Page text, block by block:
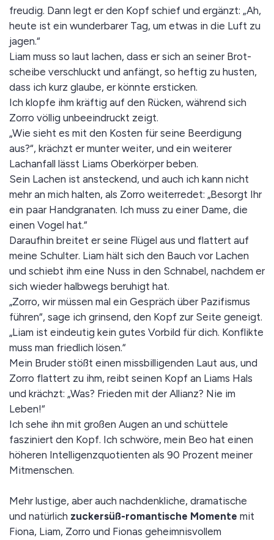
freudig. Dann legt er den Kopf schief und ergänzt: „Ah,
heute ist ein wunderbarer Tag, um etwas in die Luft zu
jagen.“
Liam muss so laut lachen, dass er sich an seiner Brot­
schei­be verschluckt und anfängt, so heftig zu husten,
dass ich kurz glaube, er könnte ersticken.
Ich klopfe ihm kräftig auf den Rücken, während sich
Zorro völlig unbeeindruckt zeigt.
„Wie sieht es mit den Kosten für seine Beerdigung
aus?“, krächzt er munter weiter, und ein weiterer
Lachanfall lässt Liams Oberkörper beben.
Sein Lachen ist ansteckend, und auch ich kann nicht
mehr an mich halten, als Zorro weiterredet: „Besorgt Ihr
ein paar Handgranaten. Ich muss zu einer Dame, die
einen Vogel hat.“
Daraufhin breitet er seine Flügel aus und flattert auf
meine Schulter. Liam hält sich den Bauch vor Lachen
und schiebt ihm eine Nuss in den Schnabel, nachdem er
sich wieder halbwegs beruhigt hat.
„Zorro, wir müssen mal ein Gespräch über Pazifismus
füh­ren“, sage ich grinsend, den Kopf zur Seite geneigt.
„Liam ist eindeutig kein gutes Vorbild für dich. Konflikte
muss man friedlich lösen.“
Mein Bruder stößt einen missbilligenden Laut aus, und
Zorro flattert zu ihm, reibt seinen Kopf an Liams Hals
und krächzt: „Was? Frieden mit der Allianz? Nie im
Leben!“
Ich sehe ihn mit großen Augen an und schüttele
fasziniert den Kopf. Ich schwöre, mein Beo hat einen
höheren Intelli­genzquotienten als 90 Prozent meiner
Mitmenschen.
Mehr lustige, aber auch nachdenkliche, dramatische
und natürlich zuckersüß-romantische Momente mit
Fiona, Liam, Zorro und Fionas geheimnisvollem